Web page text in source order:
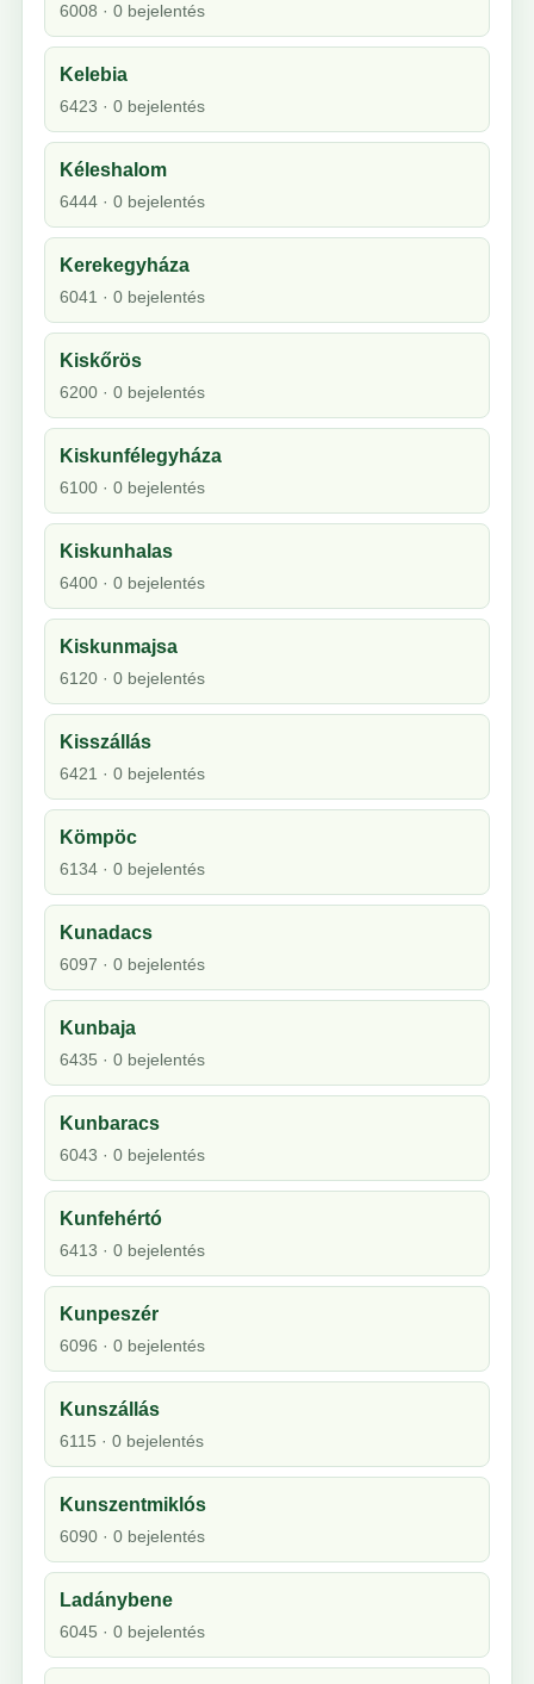
6008 · 0 bejelentés
Kelebia
6423 · 0 bejelentés
Kéleshalom
6444 · 0 bejelentés
Kerekegyháza
6041 · 0 bejelentés
Kiskőrös
6200 · 0 bejelentés
Kiskunfélegyháza
6100 · 0 bejelentés
Kiskunhalas
6400 · 0 bejelentés
Kiskunmajsa
6120 · 0 bejelentés
Kisszállás
6421 · 0 bejelentés
Kömpöc
6134 · 0 bejelentés
Kunadacs
6097 · 0 bejelentés
Kunbaja
6435 · 0 bejelentés
Kunbaracs
6043 · 0 bejelentés
Kunfehértó
6413 · 0 bejelentés
Kunpeszér
6096 · 0 bejelentés
Kunszállás
6115 · 0 bejelentés
Kunszentmiklós
6090 · 0 bejelentés
Ladánybene
6045 · 0 bejelentés